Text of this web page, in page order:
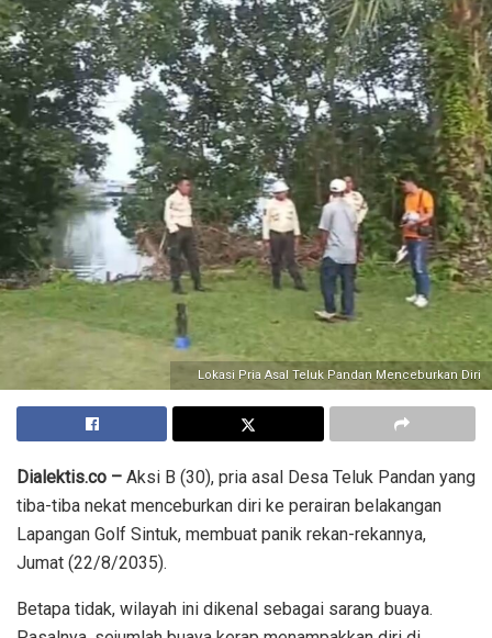
Lokasi Pria Asal Teluk Pandan Menceburkan Diri
Dialektis.co – Aksi B (30), pria asal Desa Teluk Pandan yang
tiba-tiba nekat menceburkan diri ke perairan belakangan
Lapangan Golf Sintuk, membuat panik rekan-rekannya,
Jumat (22/8/2035).
Betapa tidak, wilayah ini dikenal sebagai sarang buaya.